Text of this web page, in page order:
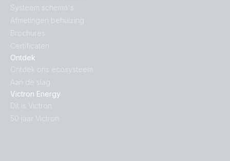
Ontdek
Ontdek ons ecosysteem
Aan de slag
Victron Energy
Dit is Victron
50 jaar Victron
Systeem schema's
Afmetingen behuizing
Brochures
Certificaten